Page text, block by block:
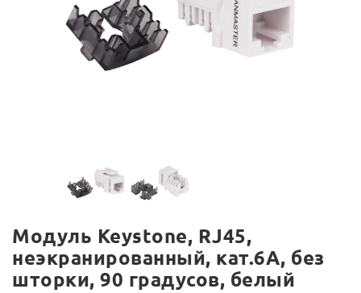
Модуль Keystone, RJ45,
неэкранированный, кат.6A, без
шторки, 90 градусов, белый